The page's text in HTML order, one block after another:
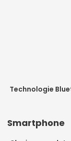
Technologie
Smartphone